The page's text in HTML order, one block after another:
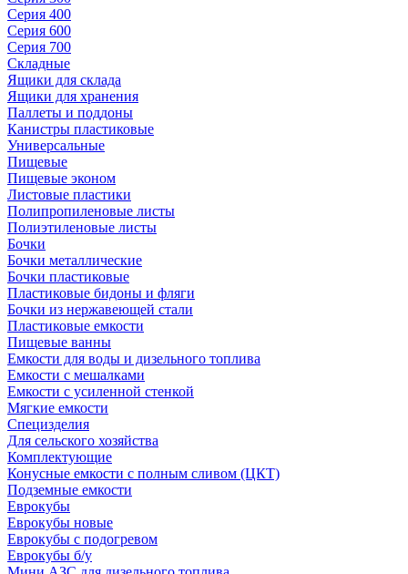
Серия 400
Серия 600
Серия 700
Складные
Ящики для склада
Ящики для хранения
Паллеты и поддоны
Канистры пластиковые
Универсальные
Пищевые
Пищевые эконом
Листовые пластики
Полипропиленовые листы
Полиэтиленовые листы
Бочки
Бочки металлические
Бочки пластиковые
Пластиковые бидоны и фляги
Бочки из нержавеющей стали
Пластиковые емкости
Пищевые ванны
Емкости для воды и дизельного топлива
Емкости с мешалками
Емкости с усиленной стенкой
Мягкие емкости
Специзделия
Для сельского хозяйства
Комплектующие
Конусные емкости с полным сливом (ЦКТ)
Подземные емкости
Еврокубы
Еврокубы новые
Еврокубы с подогревом
Еврокубы б/у